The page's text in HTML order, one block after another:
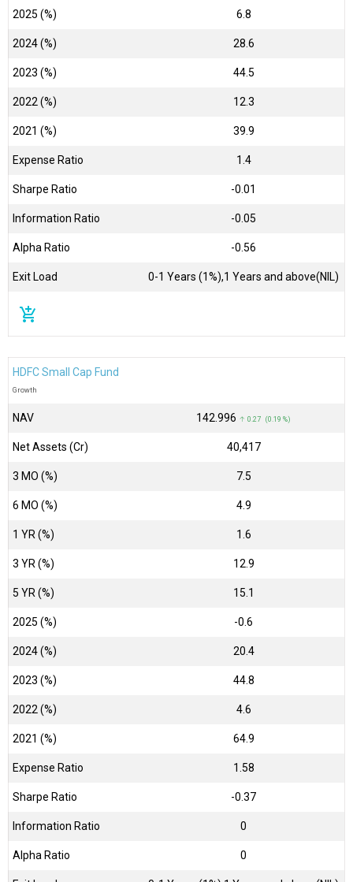
2025 (%) 6.8
2024 (%) 28.6
2023 (%) 44.5
2022 (%) 12.3
2021 (%) 39.9
Expense Ratio 1.4
Sharpe Ratio -0.01
Information Ratio -0.05
Alpha Ratio -0.56
Exit Load 0-1 Years (1%),1 Years and above(NIL)
add_shopping_cart
HDFC Small Cap Fund
Growth
NAV ₹142.996 ↑ 0.27 (0.19 %)
Net Assets (Cr) ₹40,417
3 MO (%) 7.5
6 MO (%) 4.9
1 YR (%) 1.6
3 YR (%) 12.9
5 YR (%) 15.1
2025 (%) -0.6
2024 (%) 20.4
2023 (%) 44.8
2022 (%) 4.6
2021 (%) 64.9
Expense Ratio 1.58
Sharpe Ratio -0.37
Information Ratio 0
Alpha Ratio 0